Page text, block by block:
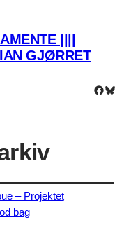
||||
GJØRRET